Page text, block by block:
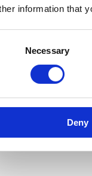
information that
Necessary
Deny